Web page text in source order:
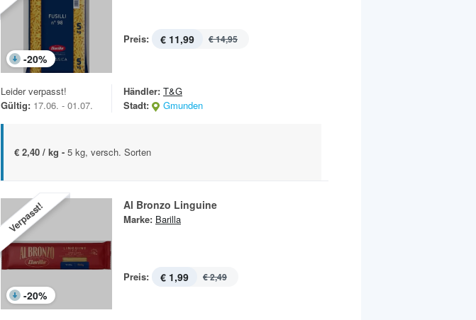
-20%
Preis: € 11,99 € 14,95
Leider verpasst!
Gültig: 17.06. - 01.07.
Händler: T&G
Stadt:
Gmunden
€ 2,40 / kg - 5 kg, versch. Sorten
Verpasst!
-20%
Al Bronzo Linguine
Marke: Barilla
Preis: € 1,99 € 2,49